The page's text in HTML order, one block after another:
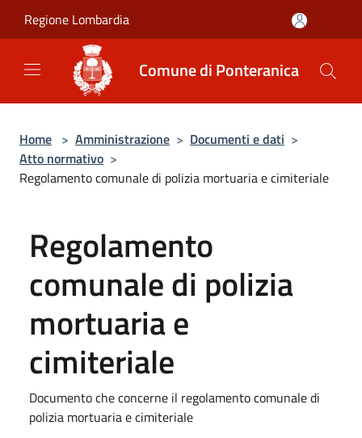
Regione Lombardia
Comune di Ponteranica
Home > Amministrazione > Documenti e dati >
Atto normativo >
Regolamento comunale di polizia mortuaria e cimiteriale
Regolamento
comunale di polizia
mortuaria e
cimiteriale
Documento che concerne il regolamento comunale di
polizia mortuaria e cimiteriale